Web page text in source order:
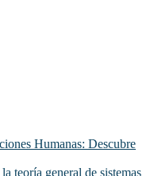
Humanas: Descubre
teoría general de sistemas